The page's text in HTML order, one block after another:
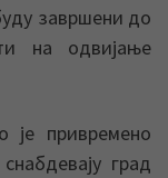
завршени до
на одвијање
је привремено
град